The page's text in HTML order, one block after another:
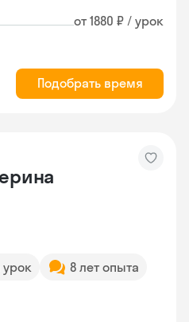
от 1880 ₽ / урок
Подобрать время
урок
8 лет опыта